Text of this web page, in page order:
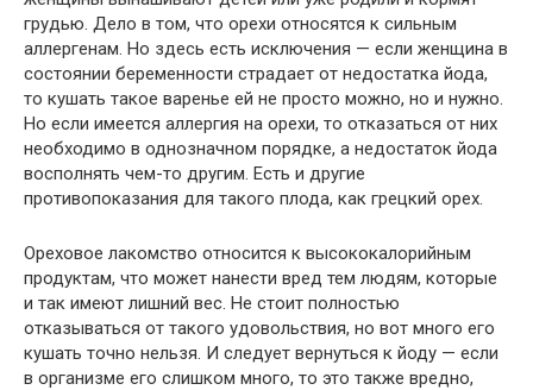
грудью. Дело в том, что орехи относятся к сильным
аллергенам. Но здесь есть исключения — если женщина в
состоянии беременности страдает от недостатка йода,
то кушать такое варенье ей не просто можно, но и нужно.
Но если имеется аллергия на орехи, то отказаться от них
необходимо в однозначном порядке, а недостаток йода
восполнять чем-то другим. Есть и другие
противопоказания для такого плода, как грецкий орех.
Ореховое лакомство относится к высококалорийным
продуктам, что может нанести вред тем людям, которые
и так имеют лишний вес. Не стоит полностью
отказываться от такого удовольствия, но вот много его
кушать точно нельзя. И следует вернуться к йоду — если
в организме его слишком много, то это также вредно,